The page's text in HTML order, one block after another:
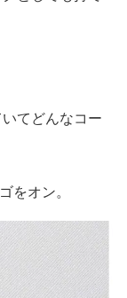
てどんなコー
をオン。